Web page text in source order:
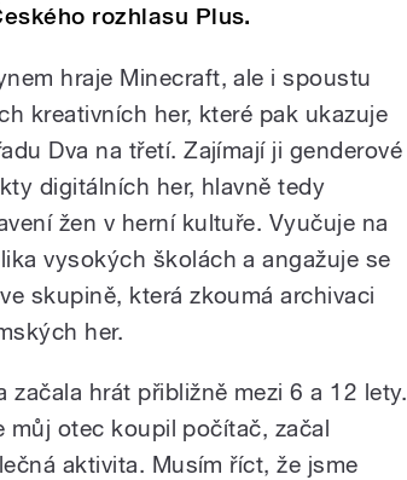
rozhlasu Plus.
hraje Minecraft, ale i spoustu
kreativních her, které pak ukazuje
Dva na třetí. Zajímají ji genderové
digitálních her, hlavně tedy
žen v herní kultuře. Vyučuje na
vysokých školách a angažuje se
skupině, která zkoumá archivaci
her.
začala hrát přibližně mezi 6 a 12 lety.
můj otec koupil počítač, začal
aktivita. Musím říct, že jsme